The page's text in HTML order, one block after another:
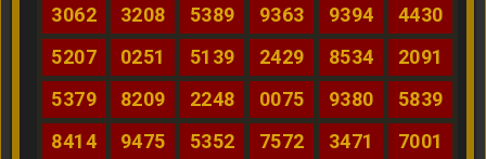
3062
3208 5389 9363 9394
4430
5207
0251 5139 2429 8534
2091
5379
8209 2248 0075 9380
5839
8414
9475 5352 7572 3471
7001